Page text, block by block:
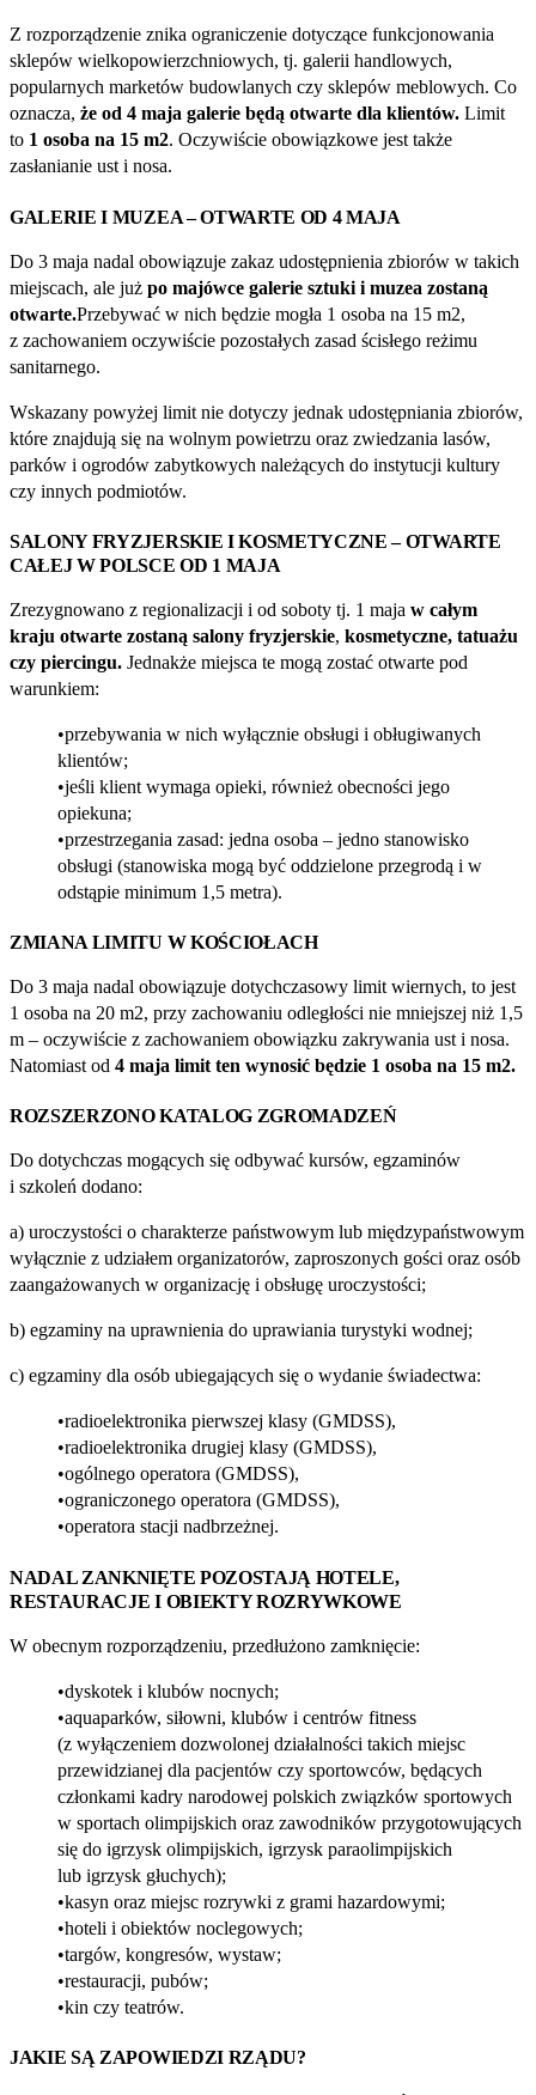
Z rozporządzenie znika ograniczenie dotyczące funkcjonowania
sklepów wielkopowierzchniowych, tj. galerii handlowych,
popularnych marketów budowlanych czy sklepów meblowych. Co
oznacza, że od 4 maja galerie będą otwarte dla klientów. Limit
to 1 osoba na 15 m2. Oczywiście obowiązkowe jest także
zasłanianie ust i nosa.
GALERIE I MUZEA – OTWARTE OD 4 MAJA
Do 3 maja nadal obowiązuje zakaz udostępnienia zbiorów w takich
miejscach, ale już po majówce galerie sztuki i muzea zostaną
otwarte.Przebywać w nich będzie mogła 1 osoba na 15 m2,
z zachowaniem oczywiście pozostałych zasad ścisłego reżimu
sanitarnego.
Wskazany powyżej limit nie dotyczy jednak udostępniania zbiorów,
które znajdują się na wolnym powietrzu oraz zwiedzania lasów,
parków i ogrodów zabytkowych należących do instytucji kultury
czy innych podmiotów.
SALONY FRYZJERSKIE I KOSMETYCZNE – OTWARTE
CAŁEJ W POLSCE OD 1 MAJA
Zrezygnowano z regionalizacji i od soboty tj. 1 maja w całym
kraju otwarte zostaną salony fryzjerskie, kosmetyczne, tatuażu
czy piercingu. Jednakże miejsca te mogą zostać otwarte pod
warunkiem:
przebywania w nich wyłącznie obsługi i obługiwanych
klientów;
jeśli klient wymaga opieki, również obecności jego
opiekuna;
przestrzegania zasad: jedna osoba – jedno stanowisko
obsługi (stanowiska mogą być oddzielone przegrodą i w
odstąpie minimum 1,5 metra).
ZMIANA LIMITU W KOŚCIOŁACH
Do 3 maja nadal obowiązuje dotychczasowy limit wiernych, to jest
1 osoba na 20 m2, przy zachowaniu odległości nie mniejszej niż 1,5
m – oczywiście z zachowaniem obowiązku zakrywania ust i nosa.
Natomiast od 4 maja limit ten wynosić będzie 1 osoba na 15 m2.
ROZSZERZONO KATALOG ZGROMADZEŃ
Do dotychczas mogących się odbywać kursów, egzaminów
i szkoleń dodano:
a) uroczystości o charakterze państwowym lub międzypaństwowym
wyłącznie z udziałem organizatorów, zaproszonych gości oraz osób
zaangażowanych w organizację i obsługę uroczystości;
b) egzaminy na uprawnienia do uprawiania turystyki wodnej;
c) egzaminy dla osób ubiegających się o wydanie świadectwa:
radioelektronika pierwszej klasy (GMDSS),
radioelektronika drugiej klasy (GMDSS),
ogólnego operatora (GMDSS),
ograniczonego operatora (GMDSS),
operatora stacji nadbrzeżnej.
NADAL ZANKNIĘTE POZOSTAJĄ HOTELE,
RESTAURACJE I OBIEKTY ROZRYWKOWE
W obecnym rozporządzeniu, przedłużono zamknięcie:
dyskotek i klubów nocnych;
aquaparków, siłowni, klubów i centrów fitness
(z wyłączeniem dozwolonej działalności takich miejsc
przewidzianej dla pacjentów czy sportowców, będących
członkami kadry narodowej polskich związków sportowych
w sportach olimpijskich oraz zawodników przygotowujących
się do igrzysk olimpijskich, igrzysk paraolimpijskich
lub igrzysk głuchych);
kasyn oraz miejsc rozrywki z grami hazardowymi;
hoteli i obiektów noclegowych;
targów, kongresów, wystaw;
restauracji, pubów;
kin czy teatrów.
JAKIE SĄ ZAPOWIEDZI RZĄDU?